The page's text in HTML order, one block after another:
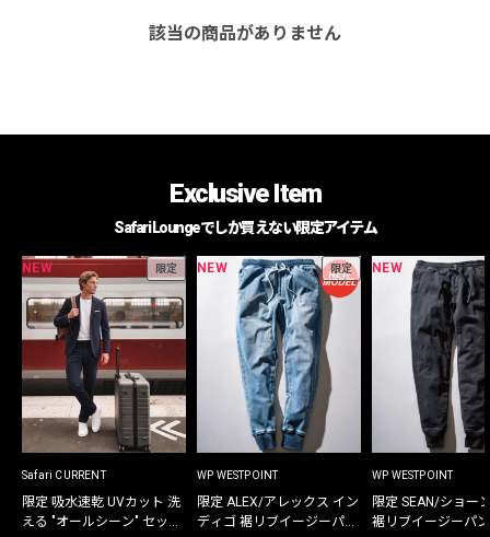
該当の商品がありません
Exclusive Item
Safari Loungeでしか買えない限定アイテム
NEW 限定
Safari CURRENT
限定 吸水速乾 UVカット 洗
える "オールシーン" セット
NEW 限定
WP WESTPOINT
限定 ALEX/アレックス イン
ディゴ 裾リブイージーパン
NEW
WP WESTPOINT
限定 SEAN/ショー
裾リブイージーパ